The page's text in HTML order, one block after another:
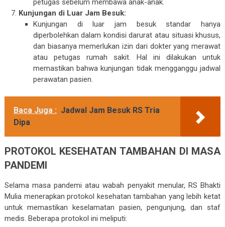
petugas sebelum membawa anak-anak.
Kunjungan di Luar Jam Besuk:
Kunjungan di luar jam besuk standar hanya
diperbolehkan dalam kondisi darurat atau situasi khusus,
dan biasanya memerlukan izin dari dokter yang merawat
atau petugas rumah sakit. Hal ini dilakukan untuk
memastikan bahwa kunjungan tidak mengganggu jadwal
perawatan pasien.
Baca Juga : Jadwal Jam Besuk RS Tria
Dipa
PROTOKOL KESEHATAN TAMBAHAN DI MASA
PANDEMI
Selama masa pandemi atau wabah penyakit menular, RS Bhakti
Mulia menerapkan protokol kesehatan tambahan yang lebih ketat
untuk memastikan keselamatan pasien, pengunjung, dan staf
medis. Beberapa protokol ini meliputi: